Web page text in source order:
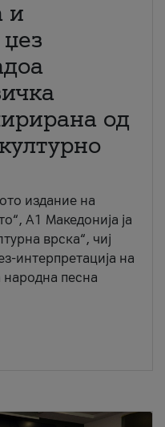
и
од
издание на
А1 Македонија ја
врска“, чиј
интерпретација на
народна песна